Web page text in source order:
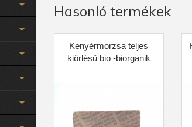
Hasonló termékek
Kenyérmorzsa teljes
kiőrlésű bio -biorganik